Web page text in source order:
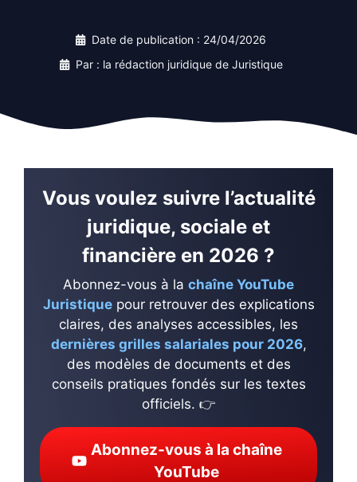
Date de publication : 24/04/2026
Par : la rédaction juridique de Juristique
Vous voulez suivre l’actualité
juridique, sociale et
financière en 2026 ?
Abonnez-vous à la chaîne YouTube
Juristiquepour retrouver des explications
claires, des analyses accessibles, les
dernières grilles salariales pour 2026,
des modèles de documents et des
conseils pratiques fondés sur les textes
officiels. 👉
Abonnez-vous à la chaîne
YouTube